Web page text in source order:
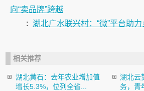
向“卖品牌”跨越
: 湖北广水联兴村：“微”平台助
相关推荐
湖北黄石：去年农业增加值
增长5.3%，位列全省...
湖北云
务，青